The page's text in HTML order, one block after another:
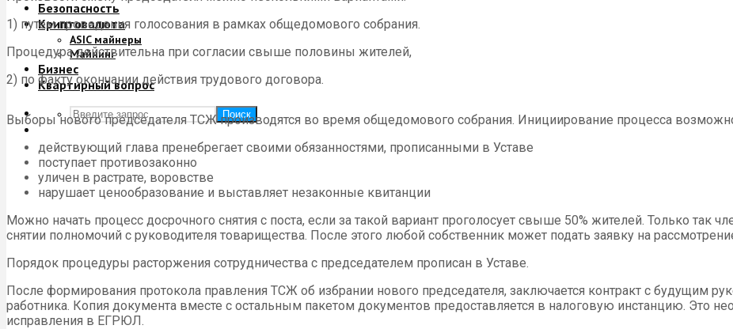
Безопасность
Криптовалюта
ASIC майнеры
Майнинг
Бизнес
Квартирный вопрос
Поиск
1) путем проведения голосования в рамках общедомового собрания.
Процедура действительна при согласии свыше половины жителей,
2) по факту окончании действия трудового договора.
Выборы нового председателя ТСЖ производятся во время общедомового собрания. Инициирование процесса
действующий глава пренебрегает своими обязанностями, прописанными в Уставе
поступает противозаконно
уличен в растрате, воровстве
нарушает ценообразование и выставляет незаконные квитанции
Можно начать процесс досрочного снятия с поста, если за такой вариант проголосует свыше 50% жителей. Только так
снятии полномочий с руководителя товарищества. После этого любой собственник может подать заявку на
Порядок процедуры расторжения сотрудничества с председателем прописан в Уставе.
После формирования протокола правления ТСЖ об избрании нового председателя, заключается контракт с будущим
работника. Копия документа вместе с остальным пакетом документов предоставляется в налоговую инстанцию. Это
исправления в ЕГРЮЛ.